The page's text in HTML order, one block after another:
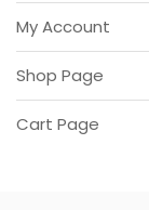
My Account
Shop Page
Cart Page